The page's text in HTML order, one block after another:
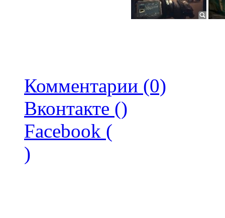
Комментарии (0)
Вконтакте ()
Facebook (
)